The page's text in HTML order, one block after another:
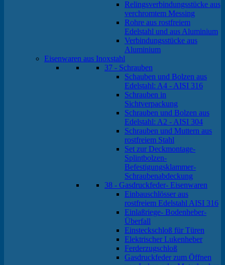
Relingsverbindungsstücke aus
verchromtem Messing
Rohre aus rostfreiem
Edelstahl und aus Aluminium
Verbindungsstücke aus
Aluminium
Eisenwaren aus Inoxstahl
37 - Schrauben
Schauben und Bolzen aus
Edelstahl: A4 - AISI 316
Schrauben in
Sichtverpackung
Schrauben und Bolzen aus
Edelstahl: A2 - AISI 304
Schrauben und Muttern aus
rostfreiem Stahl
Set zur Deckmontage-
Splintbolzen-
Befestigungsklammer-
Schraubenabdeckung
38 - Gasdruckfeder- Eisenwaren
Einbauschlösser aus
rostfreiem Edelstahl AISI 316
Einlaßriege- Bodenheber-
Überfall
Einsteckschloß für Türen
Elektrischer Lukenheber
Ferderzugschloß
Gasdruckfeder zum Öffnen